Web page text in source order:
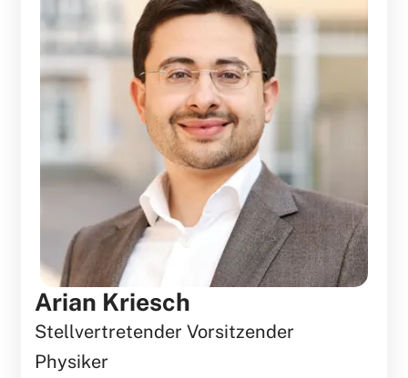
Arian Kriesch
Stellvertretender Vorsitzender
Physiker